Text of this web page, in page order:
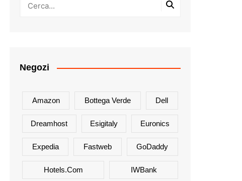
Negozi
Amazon Bottega Verde Dell
Dreamhost Esigitaly Euronics
Expedia Fastweb GoDaddy
Hotels.com IWBank